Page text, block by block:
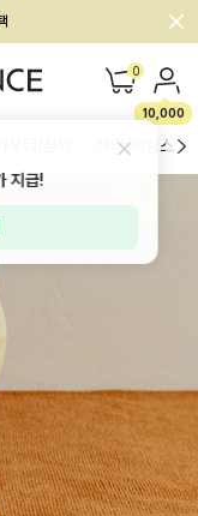
할인!
0
10,000
하의/레깅스
지급!